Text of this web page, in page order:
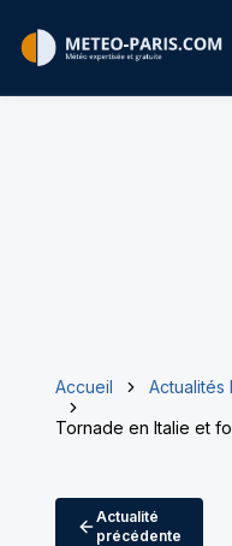
Accueil
Actualités
Tornade en Italie et
Actualité
précédente